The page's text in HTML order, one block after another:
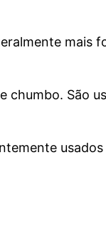
mais
chumbo. São
usados